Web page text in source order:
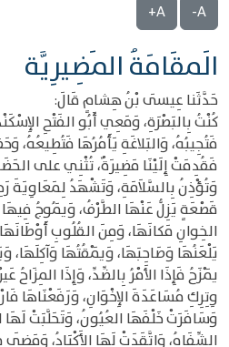
A-
A+
الَمقَامَةُ المَضِيرِيَّة
حَدَّثَنا عِيسَى بْنُ هِشامٍ قَالَ:
كُنْتُ بِالبَصْرَةِ، وَمَعِي أَبُو الفَتْحِ
فَتُجِيبُهُ، وَالبَلاغَةِ يَأَمُرُهَا فَتُطِيعُهُ،
فَقُدِمَتْ إِلَيْنَا مَضِيرَةٌ، تُثْنِي على
وَتُؤْذِنُ بِالسَّلاَمَةِ، وَتَشْهَدُ لِمَعَاوِيَةَ
قَصْعَةٍ يَزِلُّ عَنْهَا الطَّرْفُ، وَيَمُوجُ
الخِوانِ مَكانَهَا، وَمِنَ القُلُوبِ
يَلْعَنُهَا وَصَاحِبَهَا، وَيَمْقُتُهَا وَآكِلَهَا،
يَمْزَحُ فَإِذَا الأَمْرُ بِالضِّدِّ، وَإِذَا المِزَاحُ
وِتِرِكِ مُسَاعَدَةَ الإِخْوَانِ، وَرَفَعْنَاهَا
وَسَافَرَتْ خَلْفَهَا العُيُونُ، وَتَحَلَّبَتْ لَهَا
الشِّفَاهُ، وَاتَّقَدَتْ لَهَا الأَكْبَادُ، وَمَضَى